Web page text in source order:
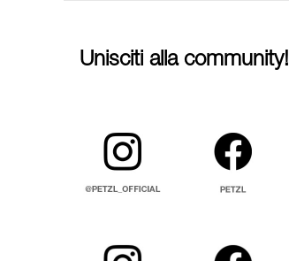
Unisciti alla community!